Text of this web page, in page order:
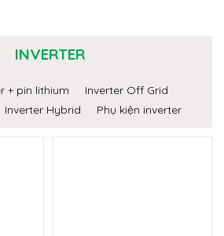
INVERTER
+ pin lithium
Inverter Off Grid
Inverter Hybrid Phụ kiện inverter